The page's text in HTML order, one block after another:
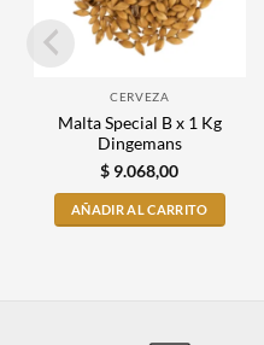
CERVEZA
Malta Special B x 1 Kg
Dingemans
$ 9.068,00
AÑADIR AL CARRITO